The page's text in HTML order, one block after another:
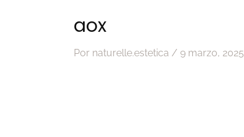
aox
Por naturelle.estetica / 9 marzo, 2025